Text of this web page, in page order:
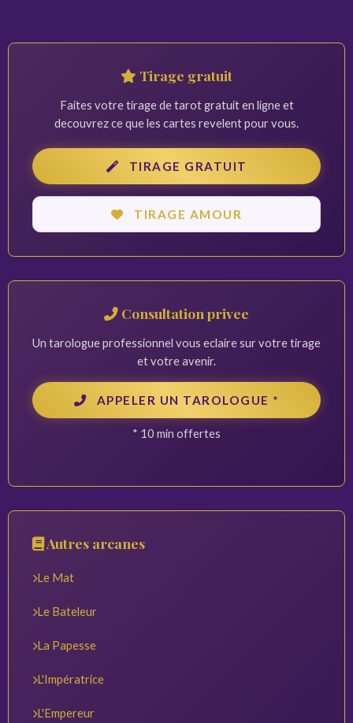
Tirage gratuit
Faites votre tirage de tarot gratuit en ligne et
decouvrez ce que les cartes revelent pour vous.
TIRAGE GRATUIT
TIRAGE AMOUR
Consultation privee
Un tarologue professionnel vous eclaire sur votre tirage
et votre avenir.
APPELER UN TAROLOGUE *
* 10 min offertes
Autres arcanes
Le Mat
Le Bateleur
La Papesse
L'Impératrice
L'Empereur